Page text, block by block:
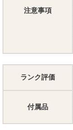
注意事項
ランク評価
付属品